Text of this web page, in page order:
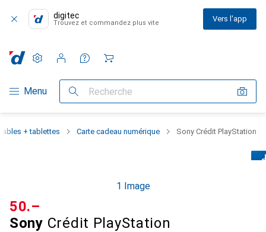
digitec
Trouvez et commandez plus vite Vers l'app
Navigation par catégorie
Menu Recherche
Paramètres
Compte client
Listes de comparaison
Listes d'envies
Panier
+ tablettes Carte cadeau numérique Sony Crédit PlayStation
1 Image
Sony Crédit PlayStation
CHF
50.–